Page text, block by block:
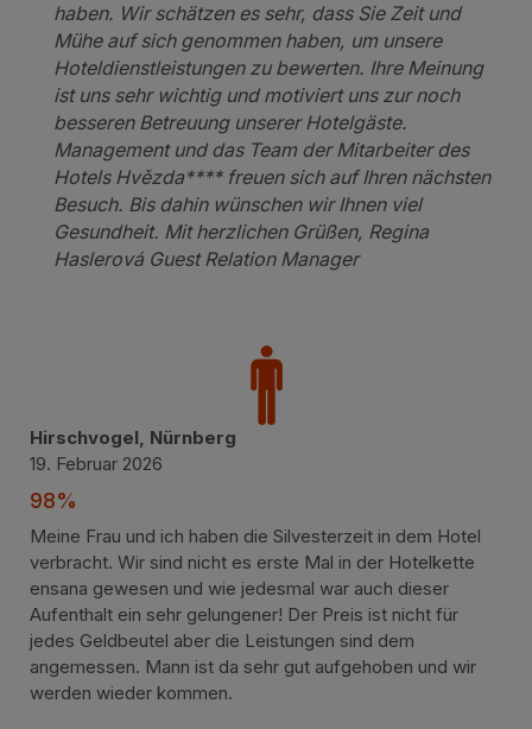
haben. Wir schätzen es sehr, dass Sie Zeit und
Mühe auf sich genommen haben, um unsere
Hoteldienstleistungen zu bewerten. Ihre Meinung
ist uns sehr wichtig und motiviert uns zur noch
besseren Betreuung unserer Hotelgäste.
Management und das Team der Mitarbeiter des
Hotels Hvězda**** freuen sich auf Ihren nächsten
Besuch. Bis dahin wünschen wir Ihnen viel
Gesundheit. Mit herzlichen Grüßen, Regina
Haslerová Guest Relation Manager
Hirschvogel, Nürnberg
19. Februar 2026
98%
Meine Frau und ich haben die Silvesterzeit in dem Hotel
verbracht. Wir sind nicht es erste Mal in der Hotelkette
ensana gewesen und wie jedesmal war auch dieser
Aufenthalt ein sehr gelungener! Der Preis ist nicht für
jedes Geldbeutel aber die Leistungen sind dem
angemessen. Mann ist da sehr gut aufgehoben und wir
werden wieder kommen.